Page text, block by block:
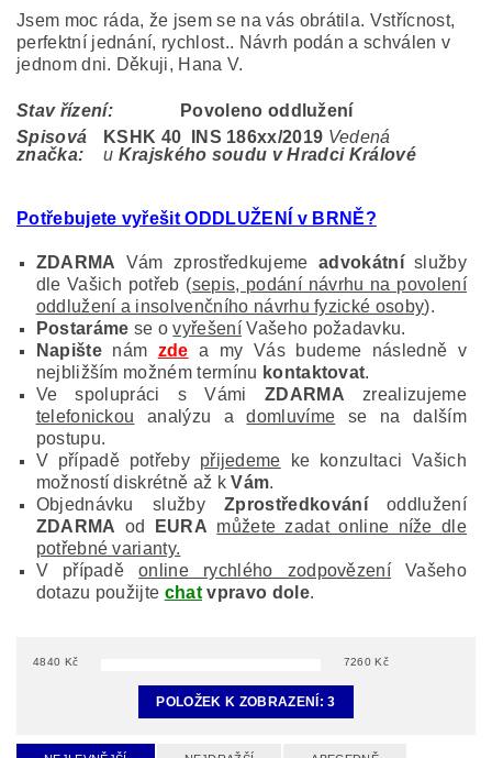
Jsem moc ráda, že jsem se na vás obrátila. Vstřícnost,
perfektní jednání, rychlost.. Návrh podán a schválen v
jednom dni. Děkuji, Hana V.
Stav řízení:
Povoleno oddlužení
Spisová
značka:
KSHK 40 INS 186xx/2019 Vedená
u Krajského soudu v Hradci Králové
Potřebujete vyřešit ODDLUŽENÍ v BRNĚ?
ZDARMA Vám zprostředkujeme advokátníslužby
dle Vašich potřeb (sepis, podání návrhu na povolení
oddlužení a insolvenčního návrhu fyzické osoby).
Postaráme se ovyřešeníVašeho požadavku.
Napištenám zde a my Vás budeme následně v
nejbližším možném termínu kontaktovat.
Ve spolupráci s Vámi ZDARMA zrealizujeme
telefonickou analýzu adomluvíme se na dalším
postupu.
V případě potřeby přijedeme ke konzultaci Vašich
možností diskrétně až kVám.
Objednávku služby
Zprostředkováníoddlužení
ZDARMA od EURA můžete zadat online níže dle
potřebné varianty.
V případěonline rychlého zodpovězení Vašeho
dotazu použijte chatvpravo dole.
4840 Kč 7260 Kč
POLOŽEK K ZOBRAZENÍ:3